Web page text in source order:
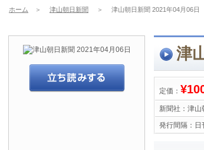
ホーム ＞ 津山朝日新聞 ＞ 津山朝日新聞 2021年04月06日
津
定価：
新聞社： 津山
発行間隔： 日